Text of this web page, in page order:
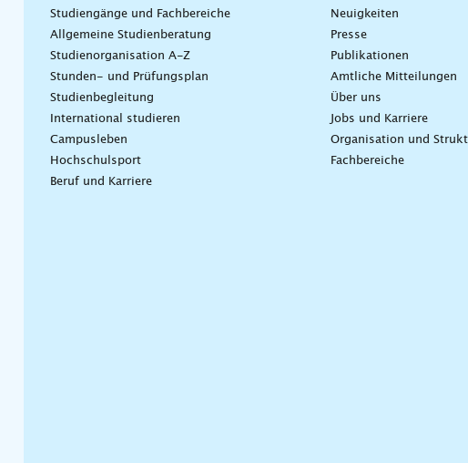
Studiengänge und Fachbereiche
Allgemeine Studienberatung
Studienorganisation A-Z
Stunden- und Prüfungsplan
Studienbegleitung
International studieren
Campusleben
Hochschulsport
Beruf und Karriere
Neuigkeiten
Presse
Publikationen
Amtliche Mitteilungen
Über uns
Jobs und Karriere
Organisation und
Fachbereiche